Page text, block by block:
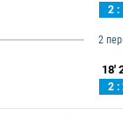
2 :
2
18'
2 :